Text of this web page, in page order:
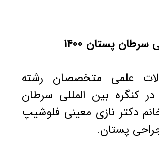
پستان ۱۴۰۰
علمی متخصصان رشته
کنگره بین المللی سرطان
دکتر نازی معینی فلوشیپ
پستان.